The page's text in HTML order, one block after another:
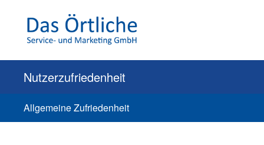
Nutzerzufriedenheit
Allgemeine Zufriedenheit